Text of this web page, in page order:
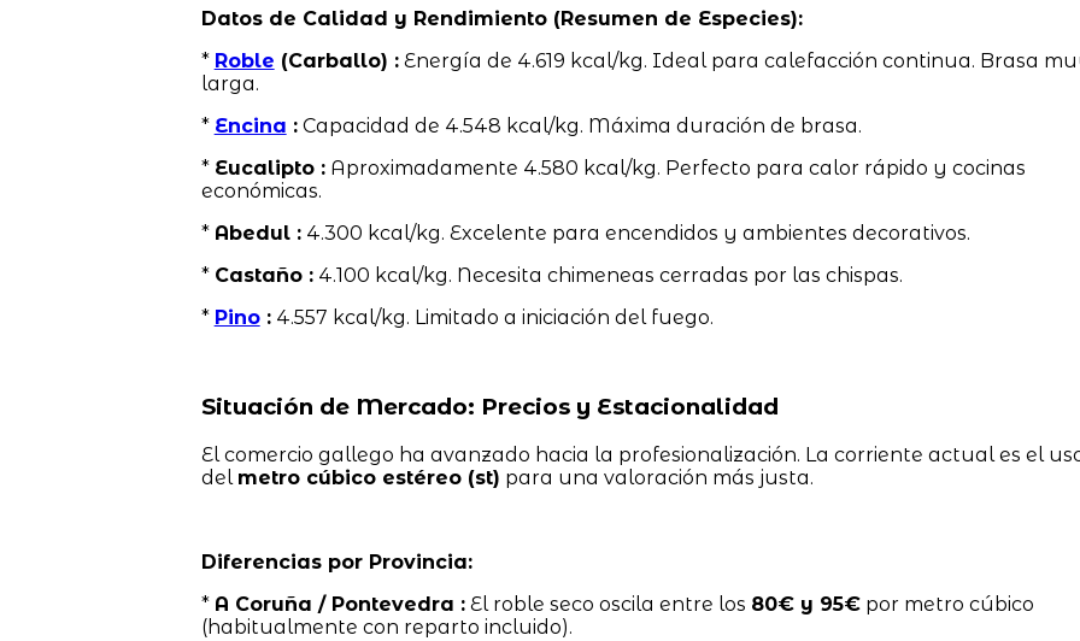
Datos de Calidad y Rendimiento (Resumen de Especies):
* Roble (Carballo) :Energía de 4.619 kcal/kg. Ideal para calefacción continua. Brasa
larga.
* Encina :Capacidad de 4.548 kcal/kg. Máxima duración de brasa.
* Eucalipto :Aproximadamente 4.580 kcal/kg. Perfecto para calor rápido y cocinas
económicas.
* Abedul :4.300 kcal/kg. Excelente para encendidos y ambientes decorativos.
* Castaño :4.100 kcal/kg. Necesita chimeneas cerradas por las chispas.
* Pino:4.557 kcal/kg. Limitado a iniciación del fuego.
Situación de Mercado: Precios y Estacionalidad
El comercio gallego ha avanzado hacia la profesionalización. La corriente actual es el
del metro cúbico estéreo (st) para una valoración más justa.
Diferencias por Provincia:
* A Coruña / Pontevedra :El roble seco oscila entre los 80€ y 95€por metro cúbico
(habitualmente con reparto incluido).